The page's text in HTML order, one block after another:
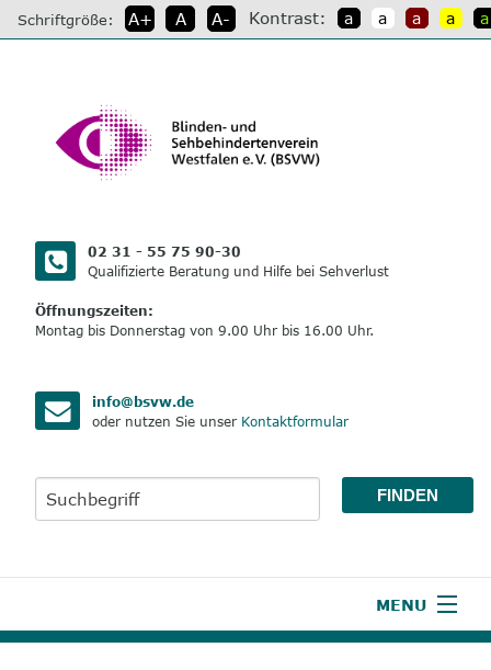
direkt
zum
Schriftgröße: A+ A A- Kontrast: a a a a a
02 31 - 55 75 90-30
Qualifizierte Beratung und Hilfe bei Sehverlust
Öffnungszeiten:
Montag bis Donnerstag von 9.00 Uhr bis 16.00 Uhr.
info@bsvw.de
oder nutzen Sie unser Kontaktformular
MENU